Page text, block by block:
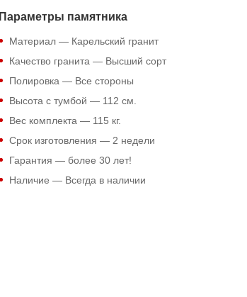
Параметры памятника
Материал — Карельский гранит
Качество гранита — Высший сорт
Полировка — Все стороны
Высота с тумбой — 112 см.
Вес комплекта — 115 кг.
Срок изготовления — 2 недели
Гарантия — более 30 лет!
Наличие — Всегда в наличии